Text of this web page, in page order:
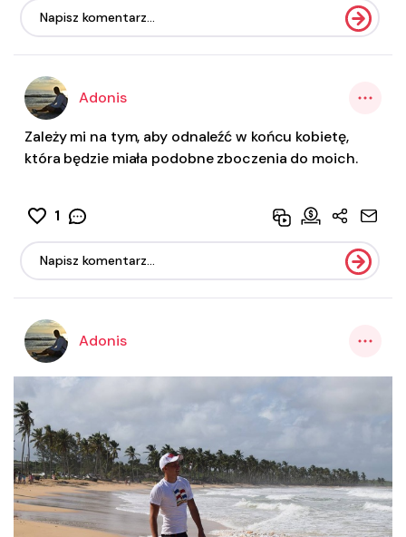
Adonis
Zależy mi na tym, aby odnaleźć w końcu kobietę,
która będzie miała podobne zboczenia do moich.
1
Adonis